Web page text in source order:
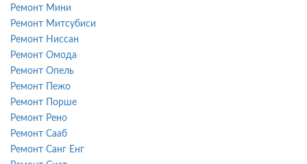
Ремонт Мини
Ремонт Митсубиси
Ремонт Ниссан
Ремонт Омода
Ремонт Опель
Ремонт Пежо
Ремонт Порше
Ремонт Рено
Ремонт Сааб
Ремонт Санг Енг